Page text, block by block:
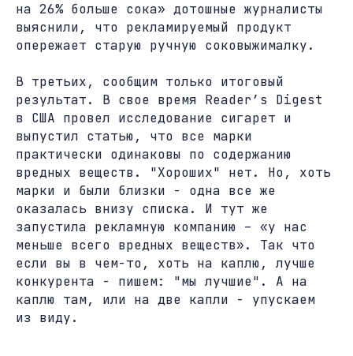
на 26% больше сока» дотошные журналисты
выяснили, что рекламируемый продукт
опережает старую ручную соковыжималку.
В третьих, сообщим только итоговый
результат. В свое время Reader’s Digest
в США провел исследование сигарет и
выпустил статью, что все марки
практически одинаковы по содержанию
вредных веществ. "Хороших" нет. Но, хоть
марки и были близки - одна все же
оказалась внизу списка. И тут же
запустила рекламную компанию – «у нас
меньше всего вредных веществ». Так что
если вы в чем-то, хоть на каплю, лучше
конкурента - пишем: "мы лучшие". А на
каплю там, или на две капли - упускаем
из виду.